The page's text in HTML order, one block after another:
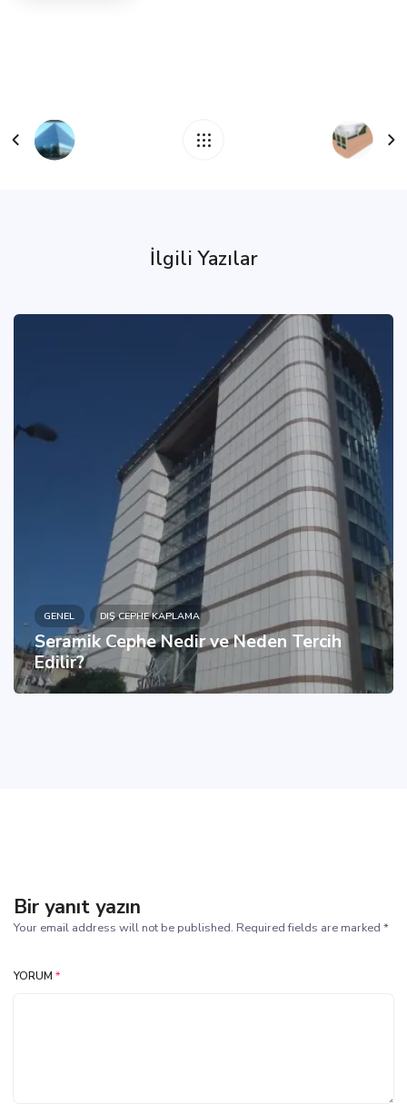
İlgili Yazılar
GENEL DIŞ CEPHE KAPLAMA
Seramik Cephe Nedir ve Neden Tercih
Edilir?
Bir yanıt yazın
Your email address will not be published. Required fields are marked *
YORUM *